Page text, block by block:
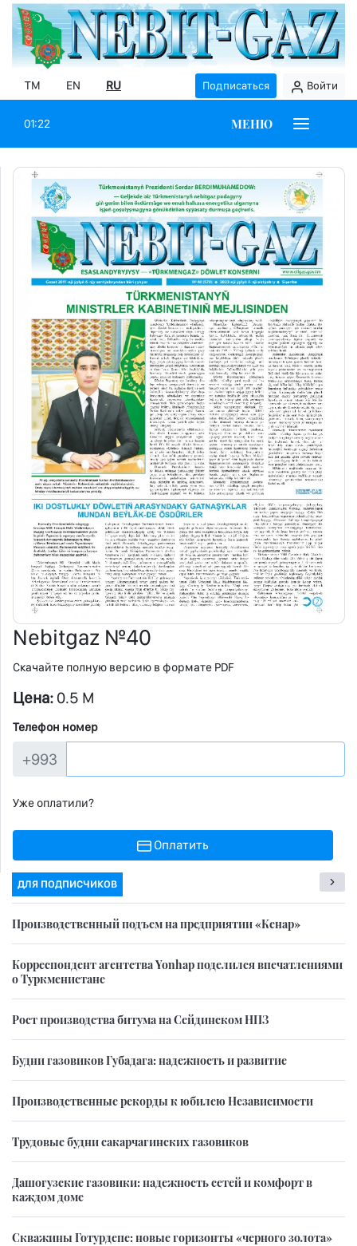
TM EN RU Подписаться Войти
01:22 МЕНЮ
Nebitgaz №40
Скачайте полную версию в формате PDF
Цена: 0.5 M
Телефон номер
+993
Уже оплатили?
Оплатить
ДЛЯ ПОДПИСЧИКОВ
Производственный подъем на предприятии «Кенар»
Корреспондент агентства Yonhap поделился впечатлениями
о Туркменистане
Рост производства битума на Сейдинском НПЗ
Будни газовиков Губадага: надежность и развитие
Производственные рекорды к юбилею Независимости
Трудовые будни сакарчагинских газовиков
Дашогузские газовики: надежность сетей и комфорт в
каждом доме
Скважины Готурдепе: новые горизонты «черного золота»